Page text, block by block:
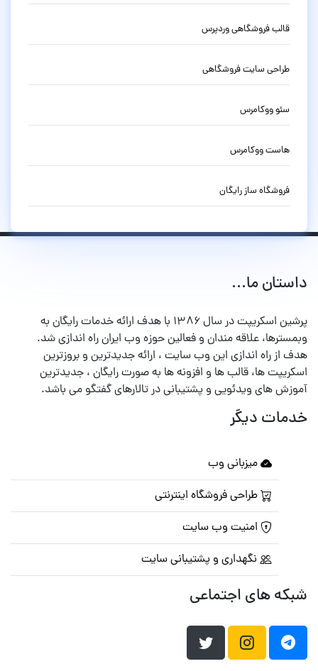
قالب فروشگاهی وردپرس
طراحی سایت فروشگاهی
سئو ووکامرس
هاست ووکامرس
فروشگاه ساز رایگان
داستان ما...
پرشین اسکریپت در سال ۱۳۸۶ با هدف ارائه خدمات رایگان به
وبمسترها، علاقه مندان و فعالین حوزه وب ایران راه اندازی شد.
هدف از راه اندازی این وب سایت ، ارائه جدیدترین و بروزترین
اسکریپت ها، قالب ها و افزونه ها به صورت رایگان ، جدیدترین
آموزش های ویدئویی و پشتیبانی در تالارهای گفتگو می باشد.
خدمات دیگر
میزبانی وب
طراحی فروشگاه اینترنتی
امنیت وب سایت
نگهداری و پشتیبانی سایت
شبکه های اجتماعی